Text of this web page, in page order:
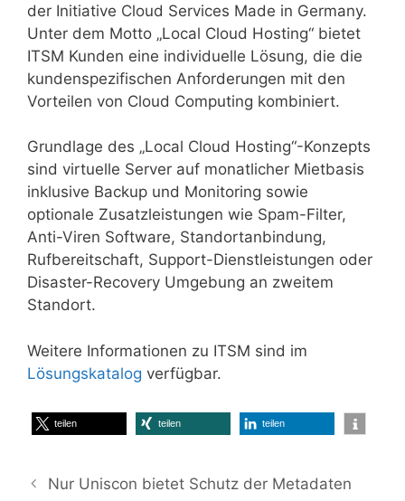
der Initiative Cloud Services Made in Germany.
Unter dem Motto „Local Cloud Hosting“ bietet
ITSM Kunden eine individuelle Lösung, die die
kundenspezifischen Anforderungen mit den
Vorteilen von Cloud Computing kombiniert.
Grundlage des „Local Cloud Hosting“-Konzepts
sind virtuelle Server auf monatlicher Mietbasis
inklusive Backup und Monitoring sowie
optionale Zusatzleistungen wie Spam-Filter,
Anti-Viren Software, Standortanbindung,
Rufbereitschaft, Support-Dienstleistungen oder
Disaster-Recovery Umgebung an zweitem
Standort.
Weitere Informationen zu ITSM sind im
Lösungskatalog verfügbar.
teilen teilen teilen
Nur Uniscon bietet Schutz der Metadaten